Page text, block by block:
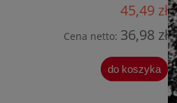
45,49 zł
Cena netto: 36,98 zł
do koszyka